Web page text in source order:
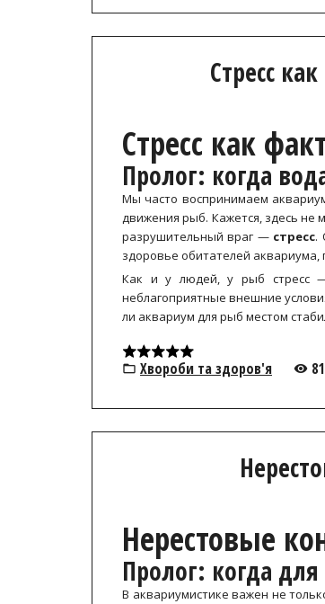
Стресс
Стресс как
Пролог: когда
Мы часто воспринимаем
движения рыб. Кажется, здесь не
разрушительный враг — стресс.
здоровье обитателей
Как и у людей, у рыб стресс
неблагоприятные внешние
ли аквариум для рыб местом
Хвороби та здоров'я 81
Нерестовые
Пролог: когда
В аквариумистике важен не